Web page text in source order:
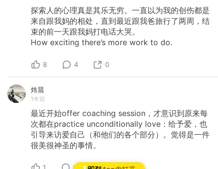
探索人的心理真是其乐无穷。一直以为我的创伤都是
来自跟我妈的相处，直到最近跟我爸旅行了两周，结
束的前一天跟我妈打电话大哭。
How exciting there’s more work to do.
8 4 0
炜晨
1年前
最近开始offer coaching session，才意识到原来每
次都在practice unconditionally love：给予爱，也
引导来访爱自己（和他们的各个部分）。觉得是一件
很美很神圣的事情。
1 0 0